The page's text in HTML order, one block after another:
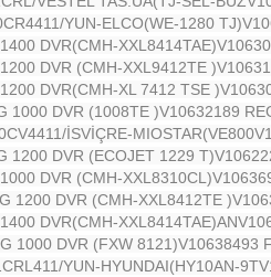
YUN-ELCO(WE-1280 TJ)
DVR(CMH-XXL8414TAE)
DVR (CMH-XXL9412TE )
DVR(CMH-XL 7412 TSE )
1000 DVR (1008TE )V10632189
İSVİÇRE-MIOSTAR(VE800
1200 DVR (ECOJET 1229 T)
DVR (CMH-XXL8310CL)
1200 DVR (CMH-XXL8412TE )
DVR(CMH-XXL8414TAE)AN
1000 DVR (FXW 8121)V10638493
YUN-HYUNDAI(HY10AN-9T